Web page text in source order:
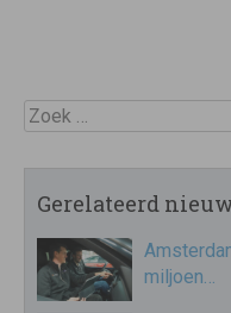
Zoek
Gerelateerd
miljoen…